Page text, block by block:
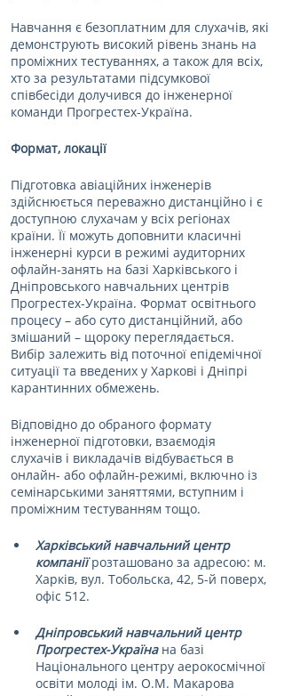
Навчання є безоплатним для слухачів, які
демонструють високий рівень знань на
проміжних тестуваннях, а також для всіх,
хто за результатами підсумкової
співбесіди долучився до інженерної
команди Прогрестех-Україна.
Формат, локації
Підготовка авіаційних інженерів
здійснюється переважно дистанційно і є
доступною слухачам у всіх регіонах
країни. Її можуть доповнити класичні
інженерні курси в режимі аудиторних
офлайн-занять на базі Харківського і
Дніпровського навчальних центрів
Прогрестех-Україна. Формат освітнього
процесу – або суто дистанційний, або
змішаний – щороку переглядається.
Вибір залежить від поточної епідемічної
ситуації та введених у Харкові і Дніпрі
карантинних обмежень.
Відповідно до обраного формату
інженерної підготовки, взаємодія
слухачів і викладачів відбувається в
онлайн- або офлайн-режимі, включно із
семінарськими заняттями, вступним і
проміжним тестуванням тощо.
Харківський навчальний центр
компанії розташовано за адресою: м.
Харків, вул. Тобольска, 42, 5-й поверх,
офіс 512.
Дніпровський навчальний центр
Прогрестех-Україна на базі
Національного центру аерокосмічної
освіти молоді ім. О.М. Макарова